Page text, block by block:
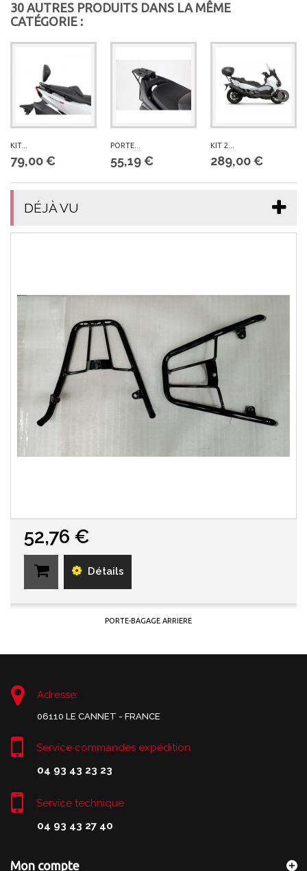
30 AUTRES PRODUITS DANS LA MÊME
CATÉGORIE :
KIT...
79,00 €
PORTE...
55,19 €
KIT 2...
289,00 €
DÉJÀ VU
52,76 €
Détails
PORTE-BAGAGE ARRIERE
Adresse:
06110 LE CANNET - FRANCE
Service commandes expédition
04 93 43 23 23
Service technique
04 93 43 27 40
Mon compte